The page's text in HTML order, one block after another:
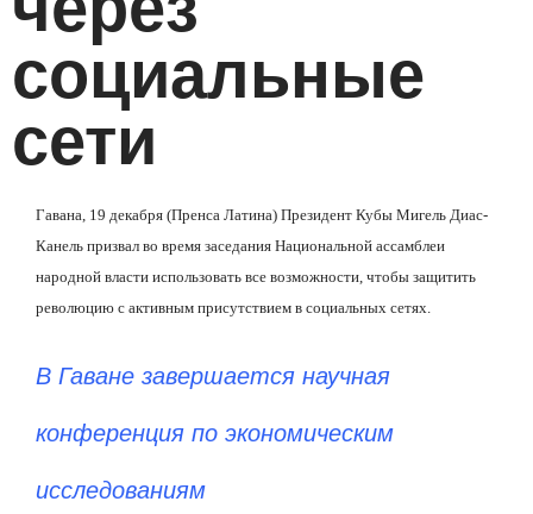
социальные
сети
Гавана, 19 декабря (Пренса Латина) Президент Кубы Мигель Диас-
Канель призвал во время заседания Национальной ассамблеи
народной власти использовать все возможности, чтобы защитить
революцию с активным присутствием в социальных сетях.
В Гаване завершается научная
конференция по экономическим
исследованиям